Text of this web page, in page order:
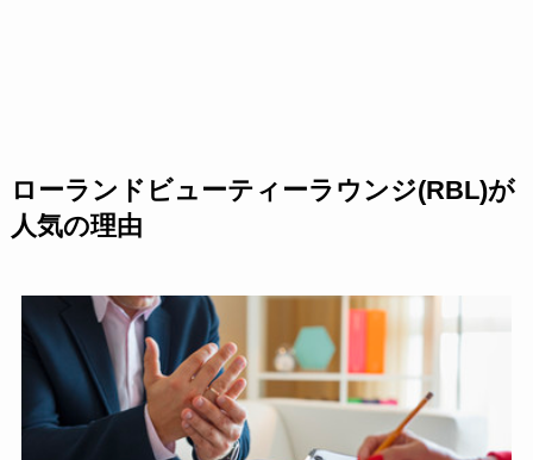
ローランドビューティーラウンジ(RBL)が
人気の理由